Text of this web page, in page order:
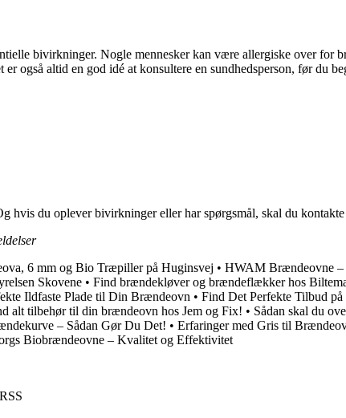
bivirkninger. Nogle mennesker kan være allergiske over for
også altid en god idé at konsultere en sundhedsperson, før du
du oplever bivirkninger eller har spørgsmål, skal du kontakte
6 mm og Bio Træpiller på Huginsvej • HWAM Brændeovne –
Skovene • Find brændekløver og brændeflækker hos
Ildfaste Plade til Din Brændeovn • Find Det Perfekte Tilbud
alt tilbehør til din brændeovn hos Jem og Fix! • Sådan skal du
– Sådan Gør Du Det! • Erfaringer med Gris til
Biobrændeovne – Kvalitet og Effektivitet
RSS